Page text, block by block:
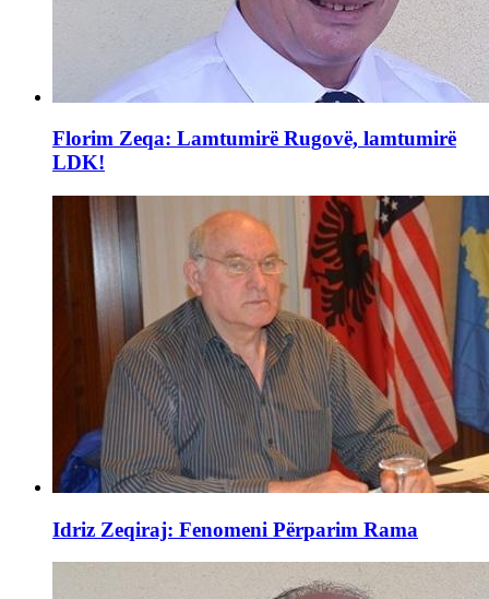
Florim Zeqa: Lamtumirë Rugovë, lamtumirë
LDK!
Idriz Zeqiraj: Fenomeni Përparim Rama